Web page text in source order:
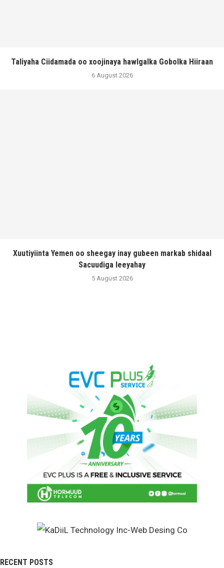
Taliyaha Ciidamada oo xoojinaya hawlgalka Gobolka Hiiraan
6 August 2026
Xuutiyiinta Yemen oo sheegay inay gubeen markab shidaal
Sacuudiga leeyahay
5 August 2026
RECENT POSTS